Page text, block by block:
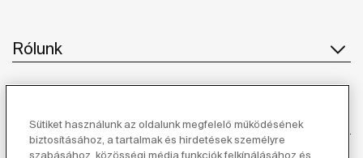
Rólunk
Ihlet
Sütiket használunk az oldalunk megfelelő működésének
biztosításához, a tartalmak és hirdetések személyre
szabásához, közösségi média funkciók felkínálásához és